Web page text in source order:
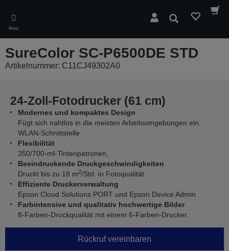
main
content
Menü
Suchen
SureColor SC-P6500DE STD
Artikelnummer: C11CJ49302A0
24-Zoll-Fotodrucker (61 cm)
Modernes und kompaktes Design
Fügt sich nahtlos in die meisten Arbeitsumgebungen ein.
WLAN-Schnittstelle
Flexibilität
350/700-ml-Tintenpatronen,
Beeindruckende Druckgeschwindigkeiten
Druckt bis zu 18 m2/Std. in Fotoqualität
Effiziente Druckerverwaltung
Epson Cloud Solutions PORT und Epson Device Admin
Farbintensive und qualitativ hochwertige Bilder
8-Farben-Druckqualität mit einem 6-Farben-Drucker.
Rückruf vereinbaren